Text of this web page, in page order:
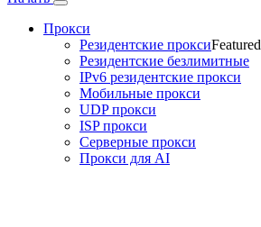
Прокси
Резидентские проксиFeatured
Резидентские безлимитные
IPv6 резидентские прокси
Мобильные прокси
UDP прокси
ISP прокси
Серверные прокси
Прокси для AI